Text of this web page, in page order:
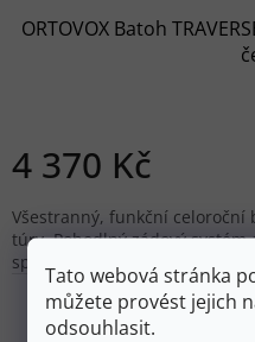
Tato webová stránka
můžete provést jejich
odsouhlasit.
ORTOVOX Batoh
4 370 Kč
Všestranný, funkční
túry. Pohodlný zádový
společně možností uchycení